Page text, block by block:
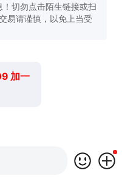
切勿点击陌生链接或扫
易请谨慎，以免上当受
加一